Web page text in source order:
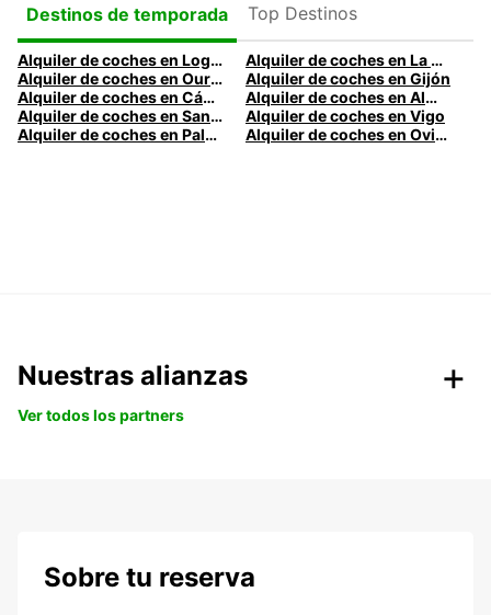
Destinos de temporada
Top Destinos
Alquiler de coches en Logroño
Alquiler de coches en La Coruña
Alquiler de coches en Ourense
Alquiler de coches en Gijón
Alquiler de coches en Cádiz
Alquiler de coches en Almería
Alquiler de coches en Santander
Alquiler de coches en Vigo
Alquiler de coches en Palma
Alquiler de coches en Oviedo
Nuestras alianzas
Ver todos los partners
Sobre tu reserva